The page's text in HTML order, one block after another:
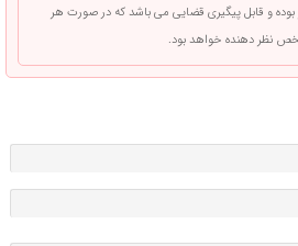
و قابل پیگیری قضایی می باشد که در صورت هر
نظر دهنده خواهد بود.